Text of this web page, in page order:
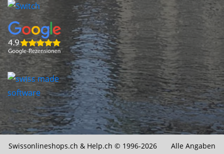
Swissonlineshops.ch & Help.ch © 1996-2026 Alle Angaben